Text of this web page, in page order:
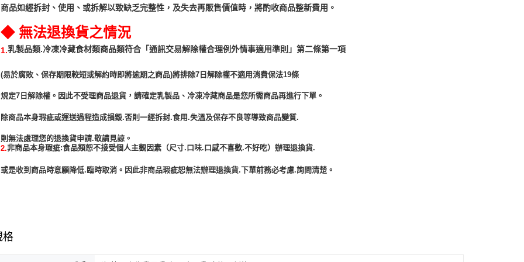
商品如經拆封、使用、或拆解以致缺乏完整性，及失去再販售價值時，將酌收商品整﻿新費用。
◆ 無法退換貨之情況
1.乳製品類.冷凍冷藏食材類商品類符合 「通訊交易解除權合理例外情事適用準則」第二條第一項
(易於腐敗、保存期限較短或解約時即將逾期之商品)將排除7日解除權不適用消費保法19條
規定7日解除權。因此不受理商品退貨，請確定乳製品、冷凍冷藏商品是您所需商品再進行下單。
除商品本身瑕疵或運送過程造成損毀.否則一經拆封.食用.失溫及保存不良等導致商品變質.
2.非商品本身瑕疵:食品類恕不接受個人主觀因素（尺寸.口味.口感不喜歡.不好吃）辦理退換貨.
或是收到商品時意願降低.臨時取消。因此非商品瑕疵恕無法辦理退換貨.下單前務必考慮.詢問清楚。
格